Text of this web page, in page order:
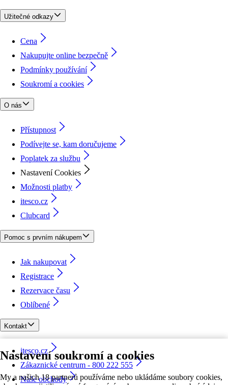
Nastavení soukromí a cookies
My a našich 18 partnerů používáme nebo ukládáme soubory cookies,
Užitečné odkazy
Cena
Nakupujte online bezpečně
Podmínky používání
Soukromí a cookies
O nás
Přístupnost
Podívejte se, kam doručujeme
Poplatek za službu
Nastavení Cookies
Možnosti platby
itesco.cz
Clubcard
Pomoc s prvním nákupem
Jak nakupovat
Registrace
Rezervace času
Oblíbené
Kontakt
itesco.cz
Zákaznické centrum - 800 222 555
Naše obchody